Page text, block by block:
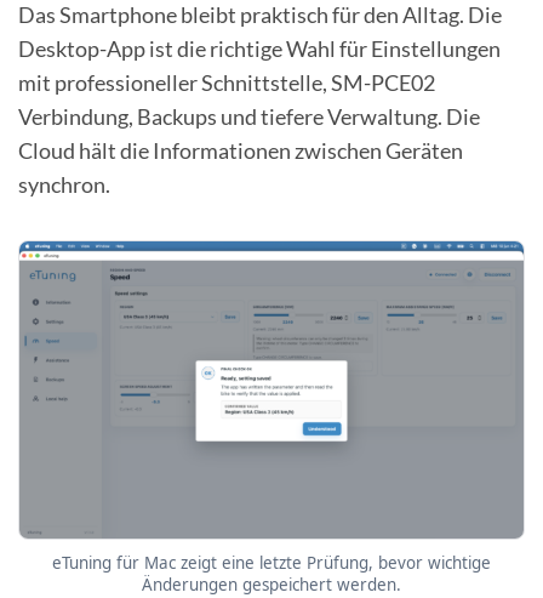
Das Smartphone bleibt praktisch für den Alltag. Die
Desktop-App ist die richtige Wahl für Einstellungen
mit professioneller Schnittstelle, SM-PCE02
Verbindung, Backups und tiefere Verwaltung. Die
Cloud hält die Informationen zwischen Geräten
synchron.
eTuning für Mac zeigt eine letzte Prüfung, bevor wichtige
Änderungen gespeichert werden.